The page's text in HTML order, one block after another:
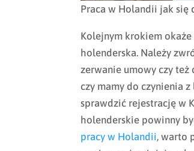
Praca w Holandii jak się
Kolejnym krokiem
holenderska. Należy
zerwanie umowy czy
czy mamy do czynienia
sprawdzić rejestrację w
holenderskie powinny
pracy w Holandii, warto